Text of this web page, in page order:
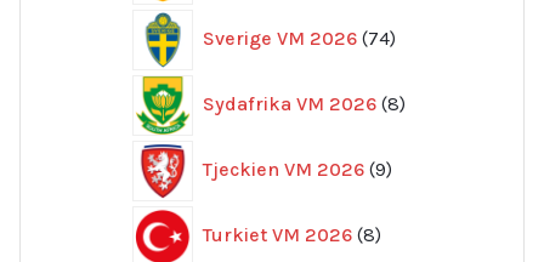
Sverige VM 2026 74
produkter
Sydafrika VM 2026 8
produkter
Tjeckien VM 2026 9
produkter
Turkiet VM 2026 8
produkter